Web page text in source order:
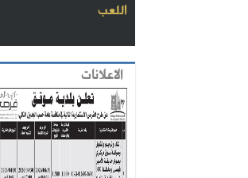
اللعب
الاعلانات